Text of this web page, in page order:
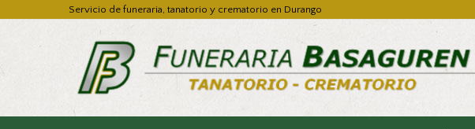
Servicio de funeraria, tanatorio y crematorio en Durango